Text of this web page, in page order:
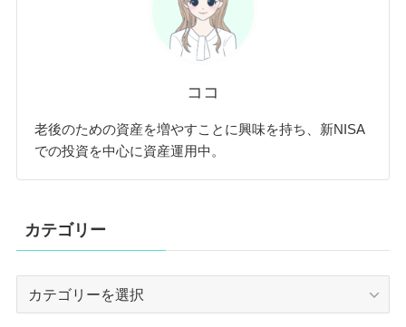
ココ
老後のための資産を増やすことに興味を持ち、新NISA
での投資を中心に資産運用中。
カテゴリー